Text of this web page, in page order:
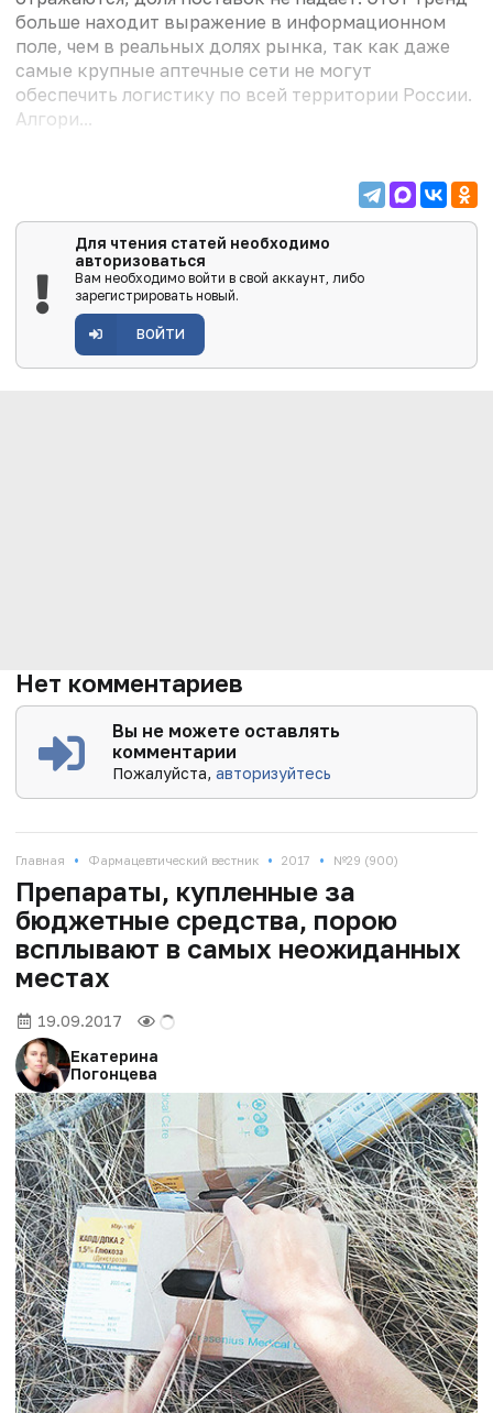
больше находит выражение в информационном
поле, чем в реальных долях рынка, так как даже
самые крупные аптечные сети не могут
обеспечить логистику по всей территории России.
Алгори...
Для чтения статей необходимо
авторизоваться
Вам необходимо войти в свой аккаунт, либо
зарегистрировать новый.
ВОЙТИ
Нет комментариев
Вы не можете оставлять
комментарии
Пожалуйста,авторизуйтесь
Главная • Фармацевтический вестник • 2017 • №29 (900)
Препараты, купленные за
бюджетные средства, порою
всплывают в самых неожиданных
местах
19.09.2017
Екатерина
Погонцева